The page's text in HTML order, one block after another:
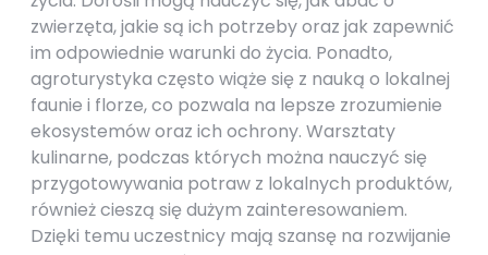
zwierzęta, jakie są ich potrzeby oraz jak zapewnić
im odpowiednie warunki do życia. Ponadto,
agroturystyka często wiąże się z nauką o lokalnej
faunie i florze, co pozwala na lepsze zrozumienie
ekosystemów oraz ich ochrony. Warsztaty
kulinarne, podczas których można nauczyć się
przygotowywania potraw z lokalnych produktów,
również cieszą się dużym zainteresowaniem.
Dzięki temu uczestnicy mają szansę na rozwijanie